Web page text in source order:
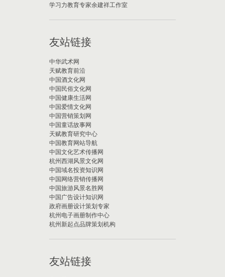
学习力教育专家余建祥工作室
友站链接
中华武术网
天赋教育前沿
中国酒文化网
中国民俗文化网
中国健康生活网
中国爱情文化网
中国营销策划网
中国童话故事网
天赋教育研究中心
中国教育网站导航
中国文化艺术传播网
杭州西湖风景文化网
中国域名投资知识网
中国网络营销传播网
中国旅游风景名胜网
中国广告设计知识网
政府画册设计策划专家
杭州电子画册制作中心
杭州新起点品牌策划机构
友站链接